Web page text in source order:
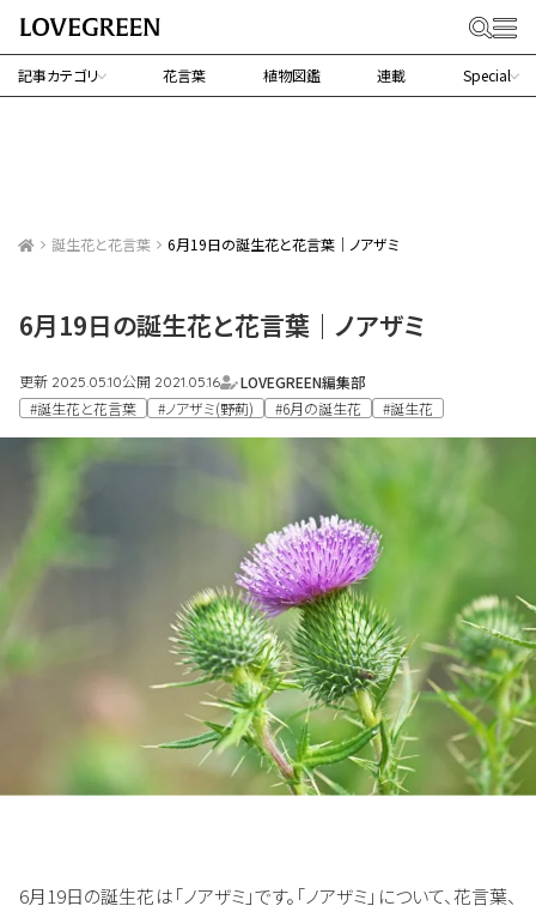
記事カテゴリ 花言葉 植物図鑑 連載 Special
誕生花と花言葉 6月19日の誕生花と花言葉｜ノアザミ
6月19日の誕生花と花言葉｜ノアザミ
更新 2025.05.10公開 2021.05.16
LOVEGREEN編集部
#誕生花と花言葉
#ノアザミ(野薊) #6月の誕生花 #誕生花
6月19日の誕生花は「ノアザミ」です。「ノアザミ」について、花言葉、